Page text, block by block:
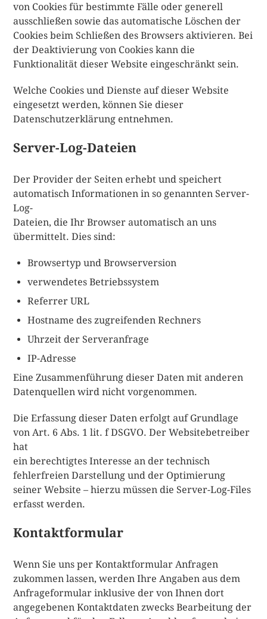
von Cookies für bestimmte Fälle oder generell
ausschließen sowie das automatische Löschen der
Cookies beim Schließen des Browsers aktivieren. Bei
der Deaktivierung von Cookies kann die
Funktionalität dieser Website eingeschränkt sein.
Welche Cookies und Dienste auf dieser Website
eingesetzt werden, können Sie dieser
Datenschutzerklärung entnehmen.
Server-Log-Dateien
Der Provider der Seiten erhebt und speichert
automatisch Informationen in so genannten Server-
Log-
Dateien, die Ihr Browser automatisch an uns
übermittelt. Dies sind:
Browsertyp und Browserversion
verwendetes Betriebssystem
Referrer URL
Hostname des zugreifenden Rechners
Uhrzeit der Serveranfrage
IP-Adresse
Eine Zusammenführung dieser Daten mit anderen
Datenquellen wird nicht vorgenommen.
Die Erfassung dieser Daten erfolgt auf Grundlage
von Art. 6 Abs. 1 lit. f DSGVO. Der Websitebetreiber
hat
ein berechtigtes Interesse an der technisch
fehlerfreien Darstellung und der Optimierung
seiner Website – hierzu müssen die Server-Log-Files
erfasst werden.
Kontaktformular
Wenn Sie uns per Kontaktformular Anfragen
zukommen lassen, werden Ihre Angaben aus dem
Anfrageformular inklusive der von Ihnen dort
angegebenen Kontaktdaten zwecks Bearbeitung der